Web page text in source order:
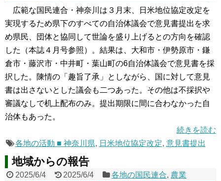
広範な国民連合・神奈川は３月末、日米地位協定改定を
実現するため県下のすべての自治体議会で意見書提出を求
め県民、団体と協同して世論を盛り上げるとの方向を確認
した（本誌４月号参照）。結果は、大和市・伊勢原市・鎌
倉市・藤沢市・中井町・葉山町の6自治体議会で意見書を採
択した。陳情の「趣旨了承」としながら、国に対して意見
書は出さないとした議会も二つあった。その他は不採択や
審議なしで机上配布のみ。提出期限に間に合わなかった自
治体もあった。
続きを読む
各地の活動 ■ 神奈川県, 日米地位協定改定, 意見書提出
地域からの報告
2025/6/4 2025/6/4 各地の国民連合, 農業